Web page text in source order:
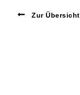
Zur Übersicht